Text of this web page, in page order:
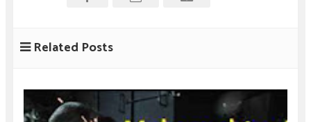
Related Posts